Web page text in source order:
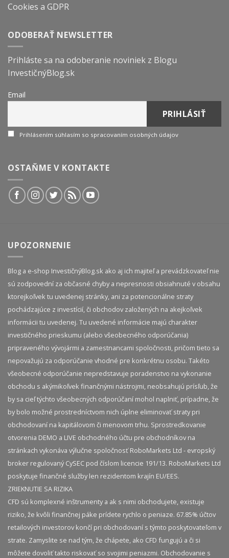
Cookies a GDPR
ODOBERAŤ NEWSLETTER
Prihláste sa na odoberanie noviniek z Blogu
InvestičnýBlog.sk
Email
Prihlásením súhlasím so spracovaním osobných údajov
OSTAŇME V KONTAKTE
UPOZORNENIE
Blog a e-shop InvestičnýBlog.sk ako aj ich majiteľ a prevádzkovateľ nie
sú zodpovední za občasné chyby a nepresnosti obsiahnuté v obsahu
ktorejkoľvek tu uvedenej stránky, ani za potencionálne straty
pochádzajúce z investícií, či obchodov založených na akejkoľvek
informácii tu uvedenej. Tu uvedené informácie majú charakter
investičného prieskumu (alebo všeobecného odporúčania)
pripraveného vývojármi a zamestnancami spoločnosti, pričom tieto sa
nepovažujú za odporúčanie vhodné pre konkrétnu osobu. Takéto
všeobecné odporúčanie nepredstavuje poradenstvo na vykonanie
obchodu s akýmikoľvek finančnými nástrojmi, neobsahujú prísľub, že
by sa cieľ týchto všeobecných odporúčaní mohol naplniť, prípadne, že
by bolo možné prostredníctvom nich úplne eliminovať straty pri
obchodovaní na kapitálovom či menovom trhu. Sprostredkovanie
otvorenia DEMO a LIVE obchodného účtu pre obchodníkov na
stránkach vykonáva výlučne spoločnosť RoboMarkets Ltd - evropský
broker regulovaný CySEC pod číslom licencie 191/13. RoboMarkets Ltd
poskytuje finančné služby len rezidentom krajín EU/EES.
ZRIEKNUTIE SA RIZIKA
CFD sú komplexné inštrumenty a ak s nimi obchodujete, existuje
riziko, že kvôli finančnej páke prídete rychlo o peniaze. 67.85% účtov
retailových investorov končí pri obchodovaní s týmto poskytovateľom v
strate. Zamyslite se nad tým, že chápete, ako CFD fungujú a či si
môžete dovoliť takto riskovať so svojimi peniazmi. Obchodovanie s